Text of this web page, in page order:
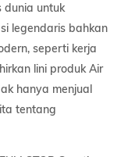
dunia untuk
legendaris bahkan
seperti kerja
lini produk Air
hanya menjual
tentang